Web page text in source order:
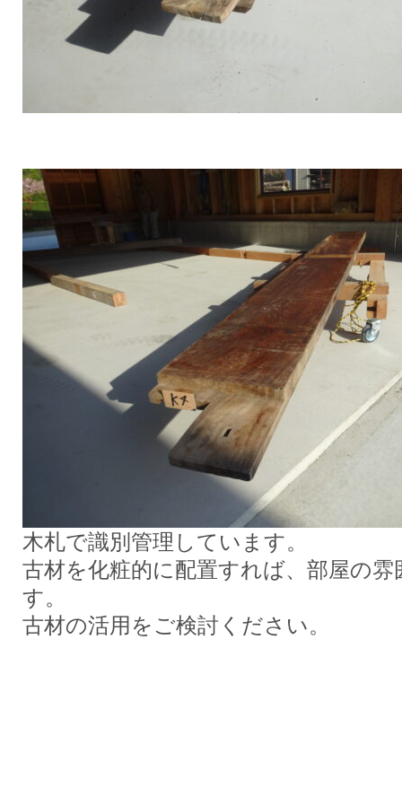
木札で識別管理しています。
古材を化粧的に配置すれば、部屋の
す。
古材の活用をご検討ください。